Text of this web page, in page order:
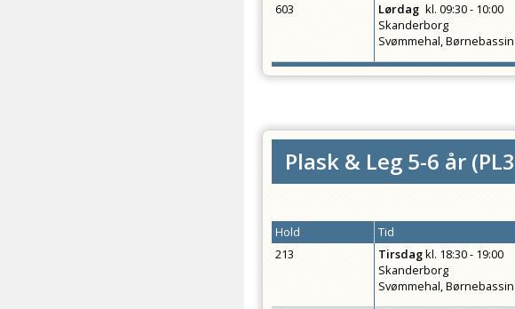
603 Lørdag kl.09:30 - 10:00
Skanderborg
Svømmehal, Børnebassin
Plask & Leg 5-6 år (PL3
Hold Tid
213
Tirsdagkl. 18:30 - 19:00
Skanderborg
Svømmehal, Børnebassin